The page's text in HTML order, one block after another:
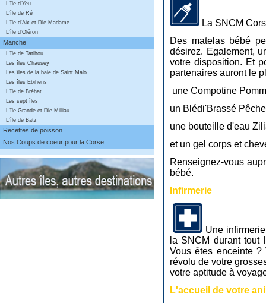
L'île d'Yeu
L'île de Ré
L'île d'Aix et l'île Madame
L'île d'Oléron
Manche
L'île de Tatihou
Les îles Chausey
Les îles de la baie de Saint Malo
Les îles Ebihens
L'île de Bréhat
Les sept îles
L'île Grande et l'île Milliau
L'île de Batz
Recettes de poisson
Nos Coups de coeur pour la Corse
La SNCM
Des matelas bébé
désirez. Egalement,
votre disposition. Et
partenaires auront le
une Compotine
un Blédi'Brassé
une bouteille d'eau
et un gel corps et
Renseignez-vous
bébé.
Infirmerie
Une
la SNCM durant tout
Vous êtes enceinte ?
révolu de votre
votre aptitude à
L'accueil de votre